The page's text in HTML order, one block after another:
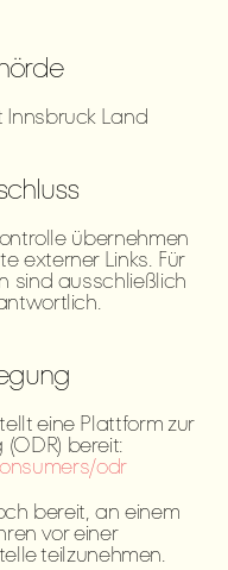
Land
übernehmen
externer Links. Für
sind ausschließlich
eine Plattform zur
bereit:
odr
bereit, an einem
vor einer
teilzunehmen.